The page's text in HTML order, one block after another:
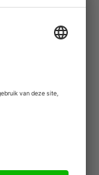
met de
nu het belang
Lloyden
vijf
naar circa